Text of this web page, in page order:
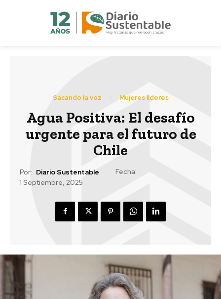
Sacando la voz Mujeres líderes
Agua Positiva: El desafío
urgente para el futuro de
Chile
Por: Diario Sustentable
Fecha:
1 Septiembre, 2025